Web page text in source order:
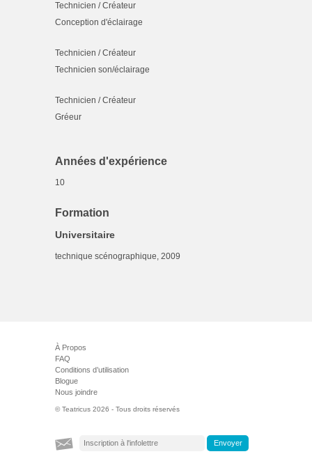
Technicien / Créateur
Conception d'éclairage
Technicien / Créateur
Technicien son/éclairage
Technicien / Créateur
Gréeur
Années d'expérience
10
Formation
Universitaire
technique scénographique, 2009
À Propos
FAQ
Conditions d’utilisation
Blogue
Nous joindre
© Teatricus 2026 - Tous droits réservés